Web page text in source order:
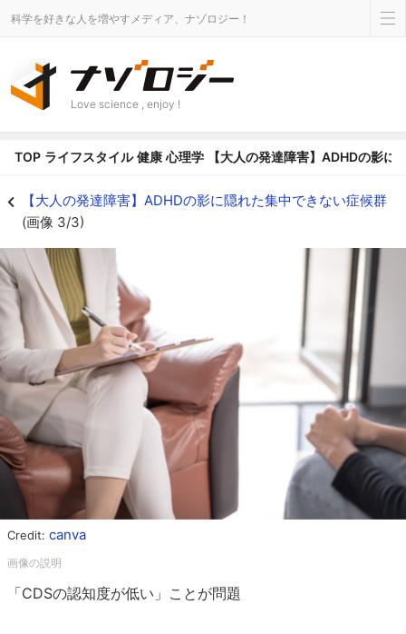
科学を好きな人を増やすメディア、ナゾロジー！
Love science , enjoy !
TOP ライフスタイル 健康 心理学 【大人の発達障害】ADHDの影に
【大人の発達障害】ADHDの影に隠れた集中できない症候群
(画像 3/3)
Credit: canva
「CDSの認知度が低い」ことが問題